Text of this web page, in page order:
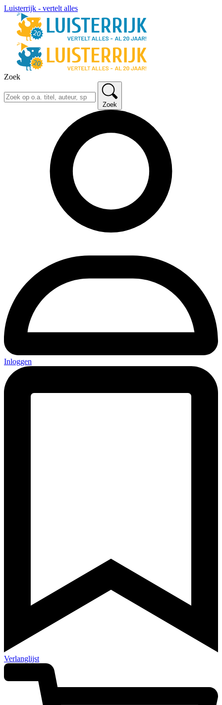
Luisterrijk - vertelt alles
Zoek
Zoek
Inloggen
Verlanglijst